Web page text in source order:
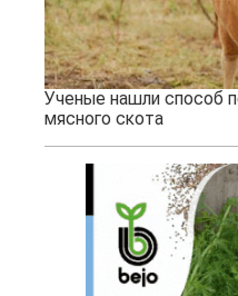
Ученые нашли способ
мясного скота